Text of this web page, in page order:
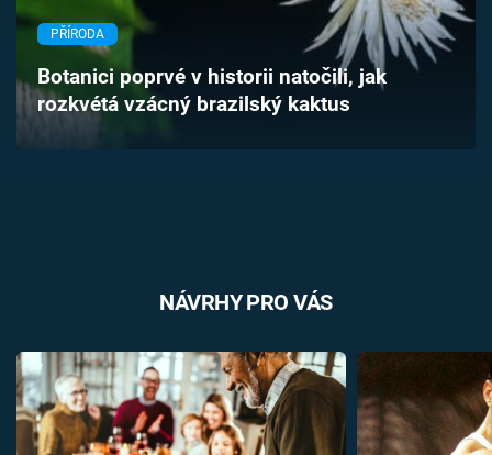
Časopis
Sledujte prima+
PŘÍRODA
Botanici poprvé v historii natočili, jak
rozkvétá vzácný brazilský kaktus
NÁVRHY PRO VÁS